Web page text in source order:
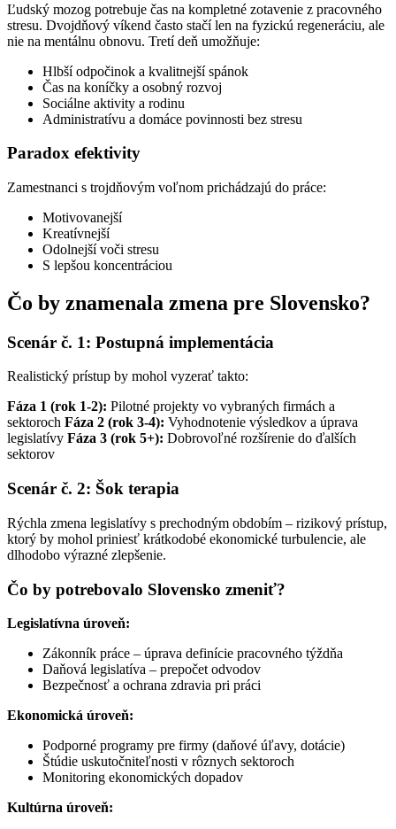
Ľudský mozog potrebuje čas na kompletné zotavenie z pracovného
stresu. Dvojdňový víkend často stačí len na fyzickú regeneráciu, ale
nie na mentálnu obnovu. Tretí deň umožňuje:
Hlbší odpočinok a kvalitnejší spánok
Čas na koníčky a osobný rozvoj
Sociálne aktivity a rodinu
Administratívu a domáce povinnosti bez stresu
Paradox efektivity
Zamestnanci s trojdňovým voľnom prichádzajú do práce:
Motivovanejší
Kreatívnejší
Odolnejší voči stresu
S lepšou koncentráciou
Čo by znamenala zmena pre Slovensko?
Scenár č. 1: Postupná implementácia
Realistický prístup by mohol vyzerať takto:
Fáza 1 (rok 1-2): Pilotné projekty vo vybraných firmách a
sektoroch Fáza 2 (rok 3-4): Vyhodnotenie výsledkov a úprava
legislatívy Fáza 3 (rok 5+): Dobrovoľné rozšírenie do ďalších
sektorov
Scenár č. 2: Šok terapia
Rýchla zmena legislatívy s prechodným obdobím – rizikový prístup,
ktorý by mohol priniesť krátkodobé ekonomické turbulencie, ale
dlhodobo výrazné zlepšenie.
Čo by potrebovalo Slovensko zmeniť?
Legislatívna úroveň:
Zákonník práce – úprava definície pracovného týždňa
Daňová legislatíva – prepočet odvodov
Bezpečnosť a ochrana zdravia pri práci
Ekonomická úroveň:
Podporné programy pre firmy (daňové úľavy, dotácie)
Štúdie uskutočniteľnosti v rôznych sektoroch
Monitoring ekonomických dopadov
Kultúrna úroveň: